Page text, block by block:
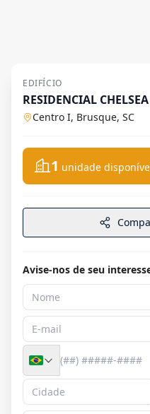
EDIFÍCIO
RESIDENCIAL CHELSEA
Centro I, Brusque, SC
1 unidade
Avise-nos de seu